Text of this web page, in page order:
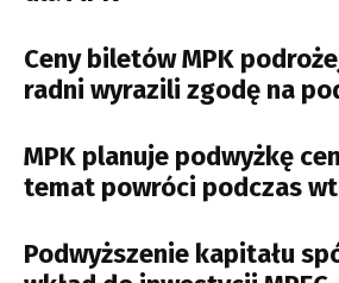
Ceny biletów MPK
radni wyrazili zgodę na
MPK planuje podwyżkę
temat powróci podczas
Podwyższenie kapitału